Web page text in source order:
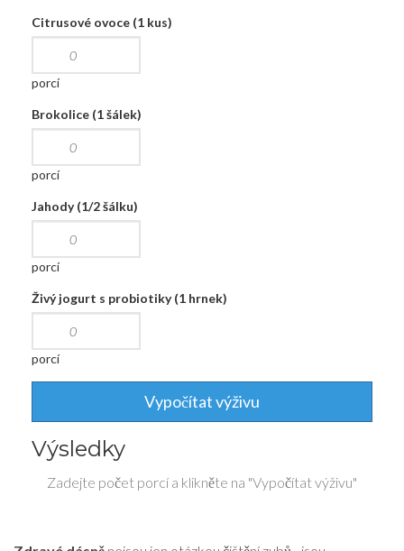
Citrusové ovoce (1 kus)
porcí
Brokolice (1 šálek)
porcí
Jahody (1/2 šálku)
porcí
Živý jogurt s probiotiky (1 hrnek)
porcí
Vypočítat výživu
Výsledky
Zadejte počet porcí a klikněte na "Vypočítat výživu"